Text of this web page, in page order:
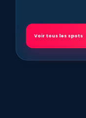
Voir tous les spots